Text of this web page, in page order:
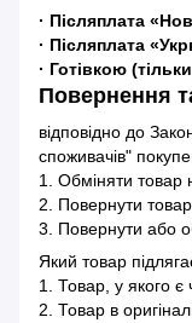
· Післяплата
· Післяплата
· Готівкою
Повернення
відповідно до
споживачів"
1. Обміняти товар
2. Повернути товар
3. Повернути або
Який товар
1. Товар, у якого є
2. Товар в